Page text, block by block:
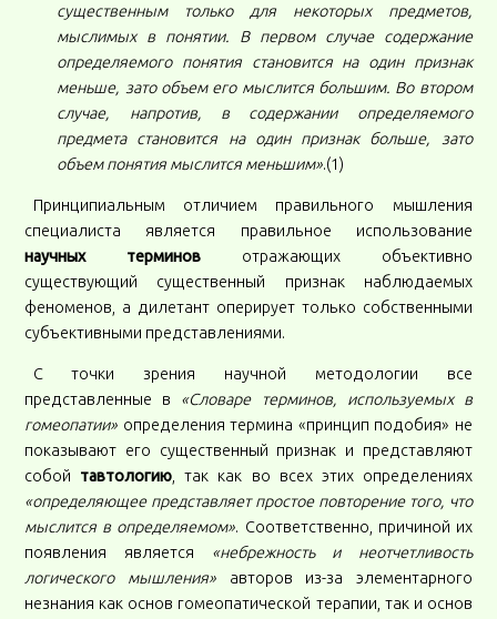
существенным только для некоторых предметов,
мыслимых в понятии. В первом случае содержание
определяемого понятия становится на один признак
меньше, зато объем его мыслится большим. Во втором
случае, напротив, в содержании определяемого
предмета становится на один признак больше, зато
объем понятия мыслится меньшим».(1)
Принципиальным отличием правильного мышления
специалиста является правильное использование
научных терминов отражающих объективно
существующий существенный признак наблюдаемых
феноменов, а дилетант оперирует только собственными
субъективными представлениями.
С точки зрения научной методологии все
представленные в «Словаре терминов, используемых в
гомеопатии» определения термина «принцип подобия» не
показывают его существенный признак и представляют
собой тавтологию, так как во всех этих определениях
«определяющее представляет простое повторение того, что
мыслится в определяемом». Соответственно, причиной их
появления является «небрежность и неотчетливость
логического мышления»авторов из-за элементарного
незнания как основ гомеопатической терапии, так и основ